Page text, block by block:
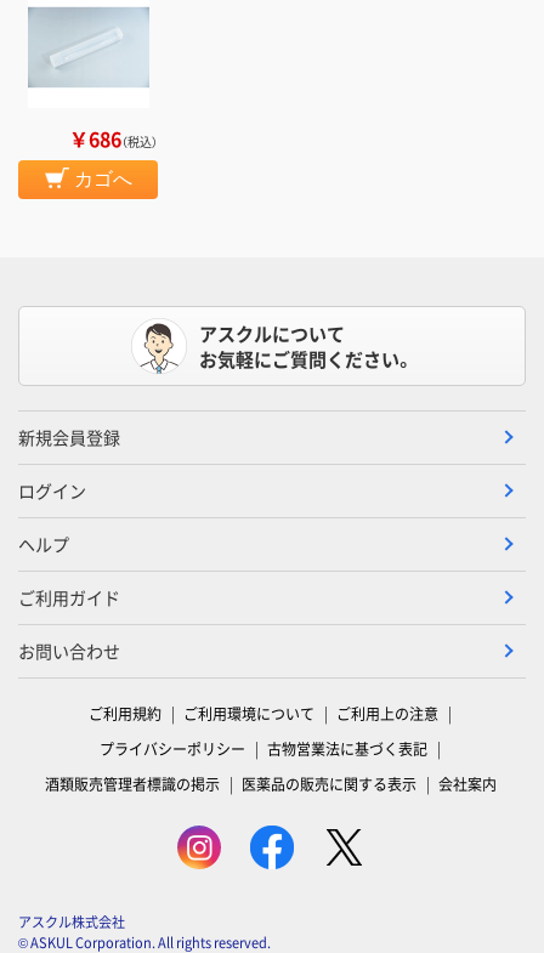
￥686（税込）
カゴへ
アスクルについて
お気軽にご質問ください。
新規会員登録
ログイン
ヘルプ
ご利用ガイド
お問い合わせ
ご利用規約 ご利用環境について
ご利用上の注意
プライバシーポリシー
古物営業法に基づく表記
酒類販売管理者標識の掲示
医薬品の販売に関する表示 会社案内
アスクル株式会社
© ASKUL Corporation. All rights reserved.